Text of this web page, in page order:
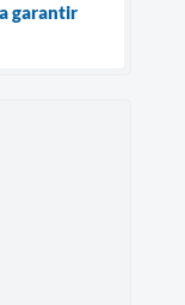
garantir